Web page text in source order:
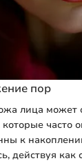
пор
лица может
часто
к
действуя как